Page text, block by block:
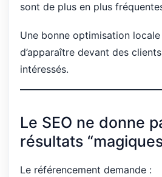
sont de plus en plus
Une bonne optimisation
d’apparaître devant des
intéressés.
Le SEO ne donne
résultats
Le référencement demande :